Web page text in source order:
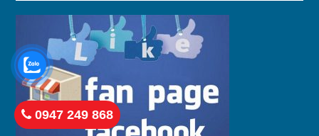
0947 249 868